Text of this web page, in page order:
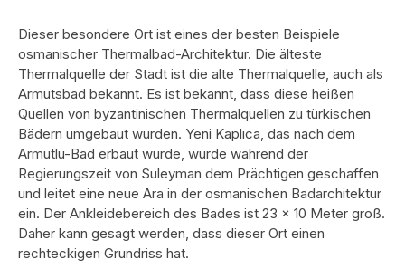
Dieser besondere Ort ist eines der besten Beispiele
osmanischer Thermalbad-Architektur. Die älteste
Thermalquelle der Stadt ist die alte Thermalquelle, auch als
Armutsbad bekannt. Es ist bekannt, dass diese heißen
Quellen von byzantinischen Thermalquellen zu türkischen
Bädern umgebaut wurden. Yeni Kaplıca, das nach dem
Armutlu-Bad erbaut wurde, wurde während der
Regierungszeit von Suleyman dem Prächtigen geschaffen
und leitet eine neue Ära in der osmanischen Badarchitektur
ein. Der Ankleidebereich des Bades ist 23 x 10 Meter groß.
Daher kann gesagt werden, dass dieser Ort einen
rechteckigen Grundriss hat.